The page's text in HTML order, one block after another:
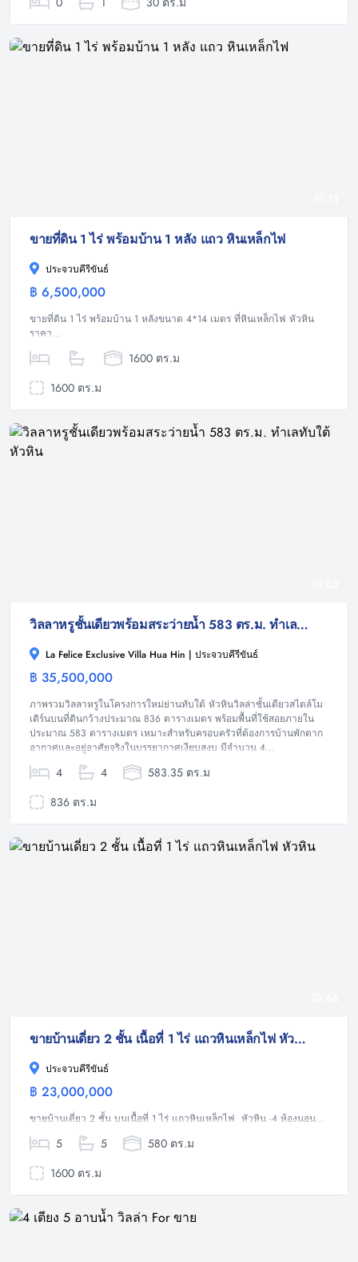
ขายที่ดิน 1 ไร่ พร้อมบ้าน 1 หลัง แถว หินเหล็กไฟ
ประจวบคีรีขันธ์
฿ 6,500,000
ขายที่ดิน 1 ไร่ พร้อมบ้าน 1 หลังขนาด 4*14 เมตร ที่หินเหล็กไฟ หัวหิน
ราคา...
1600 ตร.ม
1600 ตร.ม
วิลลาหรูชั้นเดียวพร้อมสระว่ายน้ำ 583 ตร.ม. ทำเลทับใต้ หัวหิน
La Felice Exclusive Villa Hua Hin | ประจวบคีรีขันธ์
฿ 35,500,000
ภาพรวมวิลลาหรูในโครงการใหม่ย่านทับใต้ หัวหินวิลล่าชั้นเดียวสไตล์โม
เดิร์นบนที่ดินกว้างประมาณ 836 ตารางเมตร พร้อมพื้นที่ใช้สอยภายใน
ประมาณ 583 ตารางเมตร เหมาะสำหรับครอบครัวที่ต้องการบ้านพักตาก
อากาศและอยู่อาศัยจริงในบรรยากาศเงียบสงบ มีจำนวน 4...
4 4
583.35 ตร.ม
836 ตร.ม
ขายบ้านเดี่ยว 2 ชั้น เนื้อที่ 1 ไร่ แถวหินเหล็กไฟ หัวหิน
ประจวบคีรีขันธ์
฿ 23,000,000
ขายบ้านเดี่ยว 2 ชั้น บนเนื้อที่ 1 ไร่ แถวหินเหล็กไฟ หัวหิน -4 ห้องนอน...
5 5
580 ตร.ม
1600 ตร.ม